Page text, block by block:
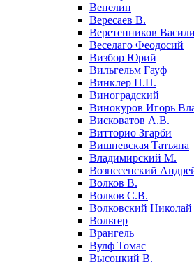
Венелин
Вересаев В.
Веретенников
Веселаго Феодосий
Визбор Юрий
Вильгельм Гауф
Винклер П.П.
Виноградский
Винокуров Игорь
Висковатов А.В.
Витторио Згарби
Вишневская Татьяна
Владимирский М.
Вознесенский
Волков В.
Волков С.В.
Волковский
Вольтер
Врангель
Вулф Томас
Высоцкий В.